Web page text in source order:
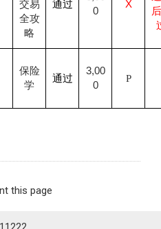
交易
全攻
略
通过
0
X
保险
学
通过
3,00
0
P
this page